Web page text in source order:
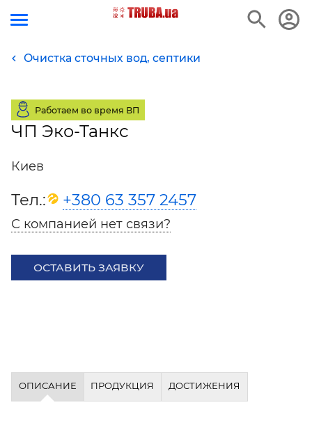
Очистка сточных вод, септики
Работаем во время ВП
ЧП Эко-Танкс
Киев
Тел.: +380 63 357 2457
С компанией нет связи?
ОСТАВИТЬ ЗАЯВКУ
ОПИСАНИЕ ПРОДУКЦИЯ ДОСТИЖЕНИЯ